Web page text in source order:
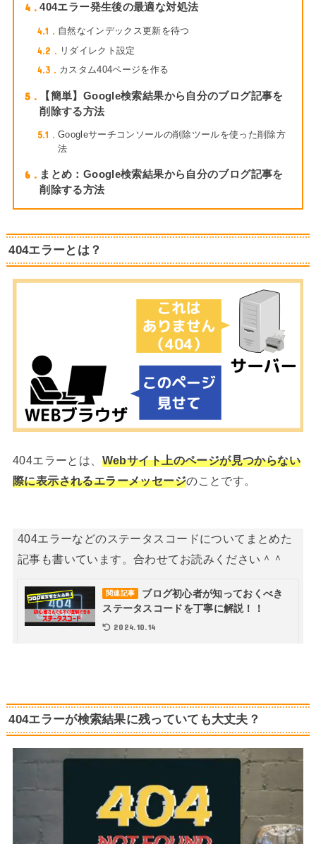
4 404エラー発生後の最適な対処法
4.1 自然なインデックス更新を待つ
4.2 リダイレクト設定
4.3 カスタム404ページを作る
5
【簡単】Google検索結果から自分のブログ記事を
削除する方法
5.1
Googleサーチコンソールの削除ツールを使った削除方
法
6
まとめ：Google検索結果から自分のブログ記事を
削除する方法
404エラーとは？
404エラーとは、 Webサイト上のページが見つからない
際に表示されるエラーメッセージのことです。
404エラーなどのステータスコードについてまとめた
記事も書いています。合わせてお読みください＾＾
関連記事
ブログ初心者が知っておくべき
ステータスコードを丁寧に解説！！
2024.10.14
404エラーが検索結果に残っていても大丈夫？